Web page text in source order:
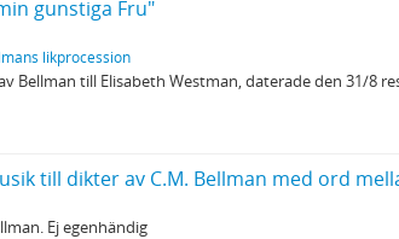
gunstiga Fru"
likprocession
Bellman till Elisabeth Westman, daterade den 31/8
till dikter av C.M. Bellman med ord
Ej egenhändig